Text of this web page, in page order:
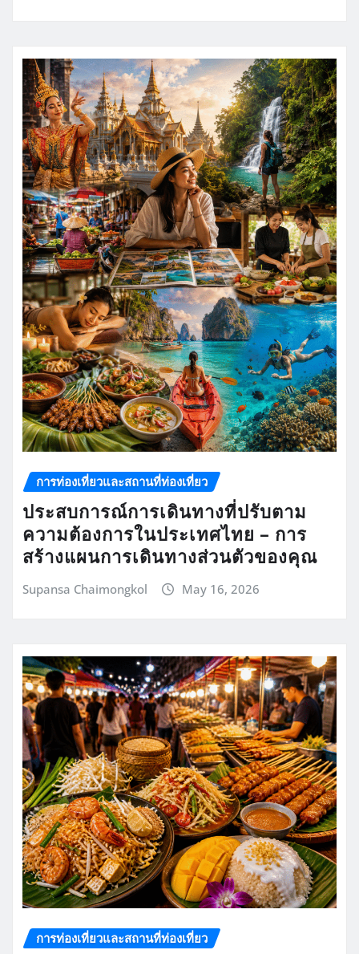
การท่องเที่ยวและสถานที่ท่องเที่ยว
ประสบการณ์การเดินทางที่ปรับตาม
ความต้องการในประเทศไทย – การ
สร้างแผนการเดินทางส่วนตัวของคุณ
Supansa Chaimongkol May 16, 2026
การท่องเที่ยวและสถานที่ท่องเที่ยว